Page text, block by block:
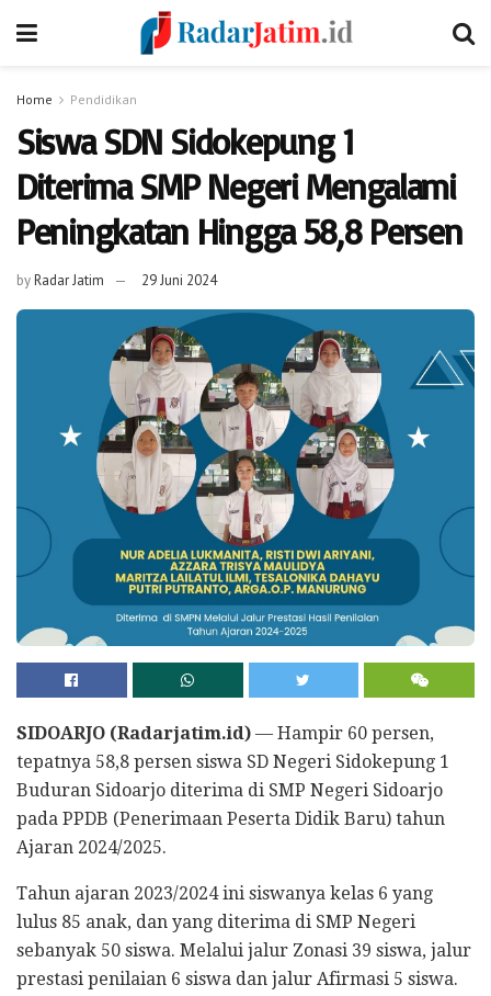
Home Pendidikan
Siswa SDN Sidokepung 1
Diterima SMP Negeri Mengalami
Peningkatan Hingga 58,8 Persen
byRadar Jatim 29 Juni 2024
SIDOARJO (Radarjatim.id) — Hampir 60 persen,
tepatnya 58,8 persen siswa SD Negeri Sidokepung 1
Buduran Sidoarjo diterima di SMP Negeri Sidoarjo
pada PPDB (Penerimaan Peserta Didik Baru) tahun
Ajaran 2024/2025.
Tahun ajaran 2023/2024 ini siswanya kelas 6 yang
lulus 85 anak, dan yang diterima di SMP Negeri
sebanyak 50 siswa. Melalui jalur Zonasi 39 siswa, jalur
prestasi penilaian 6 siswa dan jalur Afirmasi 5 siswa.